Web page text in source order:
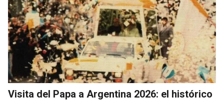
Visita del Papa a Argentina 2026: el histórico